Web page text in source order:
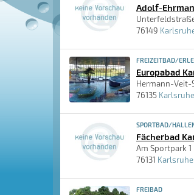
Adolf-
76149
FREIZEITBAD/
Europabad
Hermann-Veit-
76135 Karlsruhe
SPORTBAD/
Fächerbad
Am Sportpark 1
76131 Karlsruhe
FREIBAD